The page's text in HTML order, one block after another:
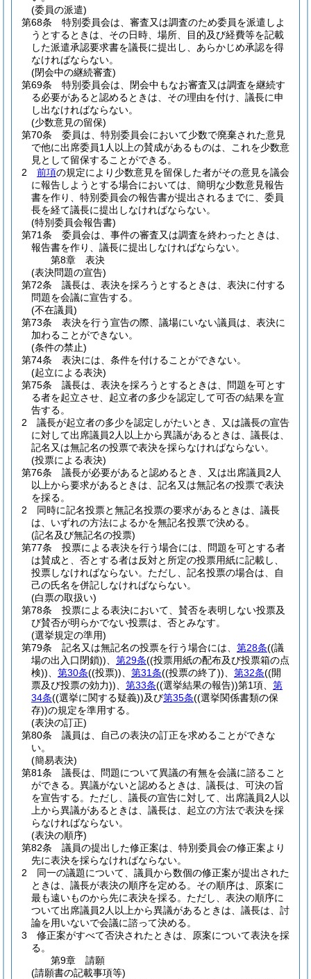
(委員の派遣)
第68条
特別委員会は、審査又は調査のため委員を派遣しよ
うとするときは、その日時、場所、目的及び経費等を記載
した派遣承認要求書を議長に提出し、あらかじめ承認を得
なければならない。
(閉会中の継続審査)
第69条
特別委員会は、閉会中もなお審査又は調査を継続す
る必要があると認めるときは、その理由を付け、議長に申
し出なければならない。
(少数意見の留保)
第70条
委員は、特別委員会において少数で廃棄された意見
で他に出席委員1人以上の賛成があるものは、これを少数意
見として留保することができる。
2
前項の規定により少数意見を留保した者がその意見を議会
に報告しようとする場合においては、簡明な少数意見報告
書を作り、特別委員会の報告書が提出されるまでに、委員
長を経て議長に提出しなければならない。
(特別委員会報告書)
第71条
委員会は、事件の審査又は調査を終わったときは、
報告書を作り、議長に提出しなければならない。
第8章
表決
(表決問題の宣告)
第72条
議長は、表決を採ろうとするときは、表決に付する
問題を会議に宣告する。
(不在議員)
第73条
表決を行う宣告の際、議場にいない議員は、表決に
加わることができない。
(条件の禁止)
第74条
表決には、条件を付けることができない。
(起立による表決)
第75条
議長は、表決を採ろうとするときは、問題を可とす
る者を起立させ、起立者の多少を認定して可否の結果を宣
告する。
2
議長が起立者の多少を認定しがたいとき、又は議長の宣告
に対して出席議員2人以上から異議があるときは、議長は、
記名又は無記名の投票で表決を採らなければならない。
(投票による表決)
第76条
議長が必要があると認めるとき、又は出席議員2人
以上から要求があるときは、記名又は無記名の投票で表決
を採る。
2
同時に記名投票と無記名投票の要求があるときは、議長
は、いずれの方法によるかを無記名投票で決める。
(記名及び無記名の投票)
第77条
投票による表決を行う場合には、問題を可とする者
は賛成と、否とする者は反対と所定の投票用紙に記載し、
投票しなければならない。 ただし、記名投票の場合は、自
己の氏名を併記しなければならない。
(白票の取扱い)
第78条
投票による表決において、賛否を表明しない投票及
び賛否が明らかでない投票は、否とみなす。
(選挙規定の準用)
第79条
記名又は無記名の投票を行う場合には、 第28条((議
場の出入口閉鎖)) 第29条((投票用紙の配布及び投票箱の点
検)) 第30条((投票)) 第31条((投票の終了)) 第32条((開
票及び投票の効力)) 第33条((選挙結果の報告))第1項、 第
34条((選挙に関する疑義))及び第35条((選挙関係書類の保
存))の規定を準用する。
(表決の訂正)
第80条
議員は、自己の表決の訂正を求めることができな
い。
(簡易表決)
第81条
議長は、問題について異議の有無を会議に諮ること
ができる。 異議がないと認めるときは、議長は、可決の旨
を宣告する。 ただし、議長の宣告に対して、出席議員2人以
上から異議があるときは、議長は、起立の方法で表決を採
らなければならない。
(表決の順序)
第82条
議員の提出した修正案は、特別委員会の修正案より
先に表決を採らなければならない。
2
同一の議題について、議員から数個の修正案が提出された
ときは、議長が表決の順序を定める。 その順序は、原案に
最も遠いものから先に表決を採る。 ただし、表決の順序に
ついて出席議員2人以上から異議があるときは、議長は、討
論を用いないで会議に諮って決める。
3
修正案がすべて否決されたときは、原案について表決を採
る。
第9章
請願
(請願書の記載事項等)